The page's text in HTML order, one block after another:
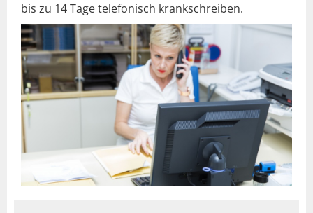
bis zu 14 Tage telefonisch krankschreiben.